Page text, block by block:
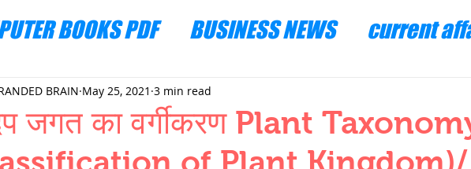
BOOKS PDF BUSINESS NEWS current
MECHANICS HYDRAULICS AND FLUID MECHANICS
QUANTITIES AND UNITS OHM'S LAW
जगत का वर्गीकरण Plant
of Plant Kingdom)/
BRAIN May 25, 2021 3 min read